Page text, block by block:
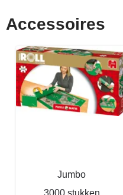
Accessoires
Jumbo
3000 stukken